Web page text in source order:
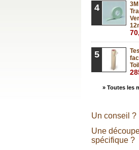
4
5
» Toutes les
Un conseil ?
Une
spécifique ?